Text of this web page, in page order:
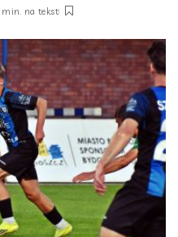
min. na tekst